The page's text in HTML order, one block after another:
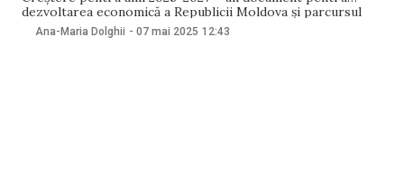
dezvoltarea economică a Republicii Moldova și parcursul
său european. S-a întâmplat în data de 7 mai. Potrivit unui
comunicat al Ministerului Dezvoltării Economice și
Ana-Maria Dolghii - 07 mai 2025 12:43